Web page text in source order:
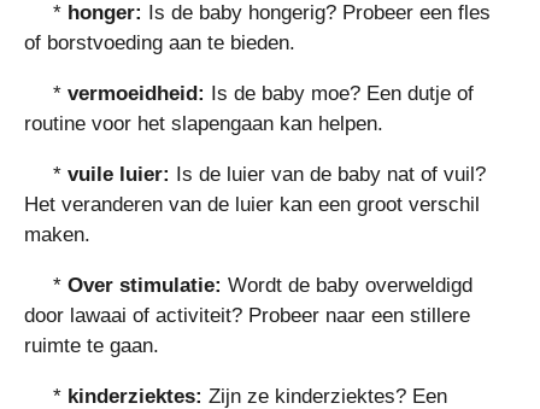
* honger: Is de baby hongerig? Probeer een fles
of borstvoeding aan te bieden.
* vermoeidheid: Is de baby moe? Een dutje of
routine voor het slapengaan kan helpen.
* vuile luier: Is de luier van de baby nat of vuil?
Het veranderen van de luier kan een groot verschil
maken.
* Over stimulatie: Wordt de baby overweldigd
door lawaai of activiteit? Probeer naar een stillere
ruimte te gaan.
* kinderziektes: Zijn ze kinderziektes? Een